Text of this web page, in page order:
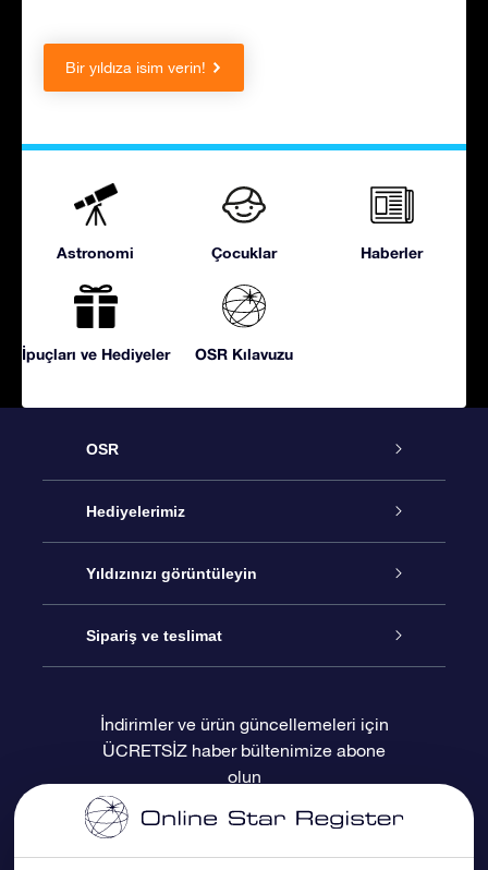
Bir yıldıza isim verin!
Astronomi Çocuklar Haberler
İpuçları ve Hediyeler OSR Kılavuzu
OSR
Hizmet
İletişim
Blogu
Değerlendirmeler
Hediyelerimiz
Çevrimiçi Yıldız Hediyesi
OSR Hediye Paketi
OSR Hediye Kartı
Kurumsal hediyeler
Yıldızınızı görüntüleyin
Star Register
Kişiselleştirilmiş Yıldız Sayfası
Bir Milyon Yıldız
Sipariş ve teslimat
Ödeme bilgileri
Sevkiyat bilgileri
İndirimler ve ürün güncellemeleri için
ÜCRETSİZ haber bültenimize abone
olun